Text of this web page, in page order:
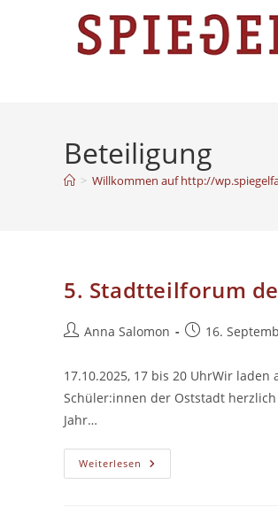
Beteiligung
> Willkommen auf http://
5. Stadtteilforum
Beitrags-
Anna Salomon
Beitrag
16.
17.10.2025, 17 bis 20 UhrWir
Schüler:innen der Oststadt
Jahr…
Weiterlesen 5.
Stadtteilforum